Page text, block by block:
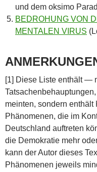
und dem oksimo
BEDROHUNG VON
MENTALEN VIRUS
[1] Diese Liste enthält —
meinten, sondern
Phänomenen, die im
Deutschland auftreten
die Demokratie mehr
kann der Autor dieses
Phänomenen jeweils